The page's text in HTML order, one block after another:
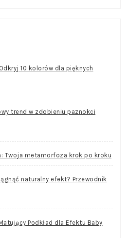
10 kolorów dla pięknych
trend w zdobieniu paznokci
Twoja metamorfoza krok po kroku
naturalny efekt? Przewodnik
Podkład dla Efektu Baby